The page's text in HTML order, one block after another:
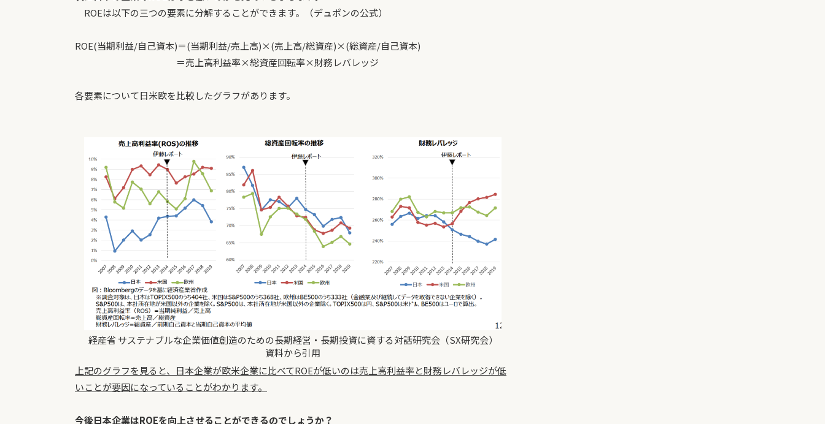
ROEは以下の三つの要素に分解することができます。（デュポンの公式）
ROE(当期利益/自己資本)＝(当期利益/売上高)×(売上高/総資産)×(総資産/自己資本)
＝売上高利益率×総資産回転率×財務レバレッジ
各要素について日米欧を比較したグラフがあります。
経産省 サステナブルな企業価値創造のための長期経営・長期投資に資する対話研究会（SX研究会）
資料から引用
上記のグラフを見ると、日本企業が欧米企業に比べてROEが低いのは売上高利益率と財務レバレッジが低
いことが要因になっていることがわかります。
今後日本企業はROEを向上させることができるのでしょうか？